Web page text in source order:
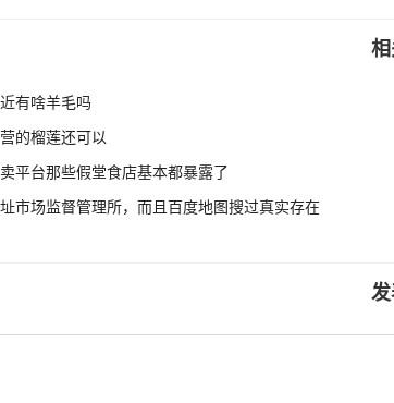
有啥羊毛吗
的榴莲还可以
平台那些假堂食店基本都暴露了
市场监督管理所，而且百度地图搜过真实存在